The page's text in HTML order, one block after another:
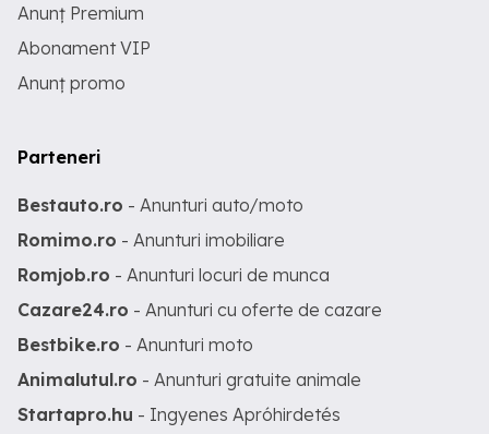
Anunț Premium
Abonament VIP
Anunț promo
Parteneri
Bestauto.ro - Anunturi auto/moto
Romimo.ro - Anunturi imobiliare
Romjob.ro - Anunturi locuri de munca
Cazare24.ro - Anunturi cu oferte de cazare
Bestbike.ro - Anunturi moto
Animalutul.ro - Anunturi gratuite animale
Startapro.hu - Ingyenes Apróhirdetés